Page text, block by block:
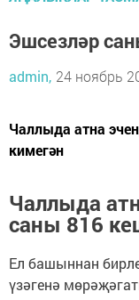
Эшсезләр
admin, 24 ноябрь
Чаллыда атна
кимегән
Чаллыда
саны 816
Ел башыннан
үзәгенә